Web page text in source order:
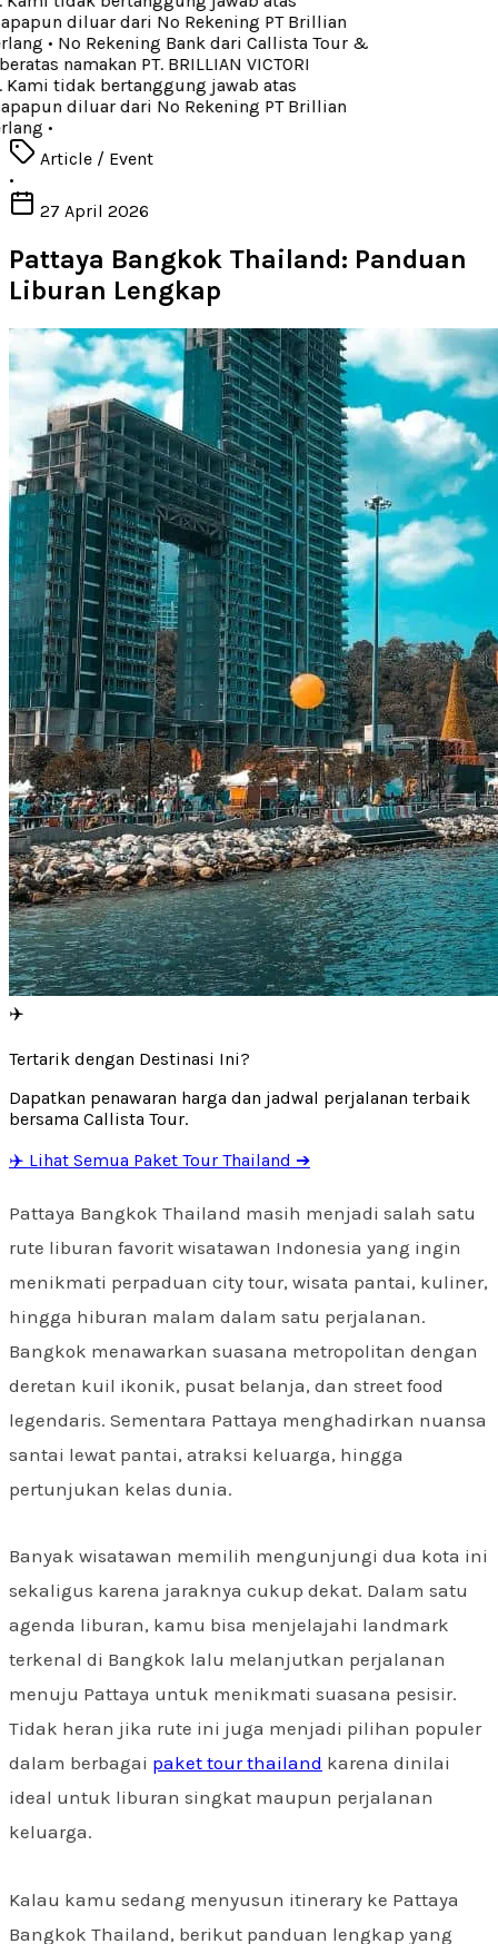
diluar dari No Rekening PT Brillian
• No Rekening Bank dari Callista Tour &
namakan PT. BRILLIAN VICTORI
Kami tidak bertanggung jawab atas
diluar dari No Rekening PT Brillian
•
Article / Event
•
27 April 2026
Pattaya Bangkok Thailand: Panduan
Liburan Lengkap
✈️
Tertarik dengan Destinasi Ini?
Dapatkan penawaran harga dan jadwal perjalanan terbaik
bersama Callista Tour.
✈️ Lihat Semua Paket Tour Thailand ➔
Pattaya Bangkok Thailand masih menjadi salah satu
rute liburan favorit wisatawan Indonesia yang ingin
menikmati perpaduan city tour, wisata pantai, kuliner,
hingga hiburan malam dalam satu perjalanan.
Bangkok menawarkan suasana metropolitan dengan
deretan kuil ikonik, pusat belanja, dan street food
legendaris. Sementara Pattaya menghadirkan nuansa
santai lewat pantai, atraksi keluarga, hingga
pertunjukan kelas dunia.
Banyak wisatawan memilih mengunjungi dua kota ini
sekaligus karena jaraknya cukup dekat. Dalam satu
agenda liburan, kamu bisa menjelajahi landmark
terkenal di Bangkok lalu melanjutkan perjalanan
menuju Pattaya untuk menikmati suasana pesisir.
Tidak heran jika rute ini juga menjadi pilihan populer
dalam berbagai paket tour thailand karena dinilai
ideal untuk liburan singkat maupun perjalanan
keluarga.
Kalau kamu sedang menyusun itinerary ke Pattaya
Bangkok Thailand, berikut panduan lengkap yang